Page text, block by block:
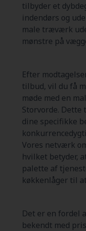
tilbyder et
indendørs og
male træværk
mønstre på
Efter
tilbud, vil du få
møde med en
Storvorde.
dine specifikke
Vores netværk
hvilket betyder,
palette af
køkkenlåger til
Det er en fordel
bekendt med